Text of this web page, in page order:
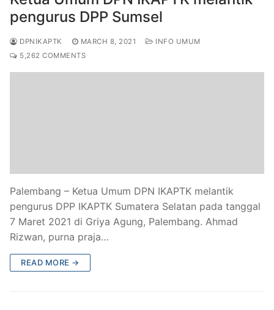
pengurus DPP Sumsel
DPNIKAPTK MARCH 8, 2021
INFO UMUM
5,262 COMMENTS
Palembang – Ketua Umum DPN IKAPTK melantik
pengurus DPP IKAPTK Sumatera Selatan pada tanggal
7 Maret 2021 di Griya Agung, Palembang. Ahmad
Rizwan, purna praja…
READ MORE →